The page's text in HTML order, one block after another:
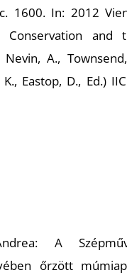
1600.In: 2012
Conservation and
Nevin, A.,
K., Eastop, D., Ed.)
A
őrzött